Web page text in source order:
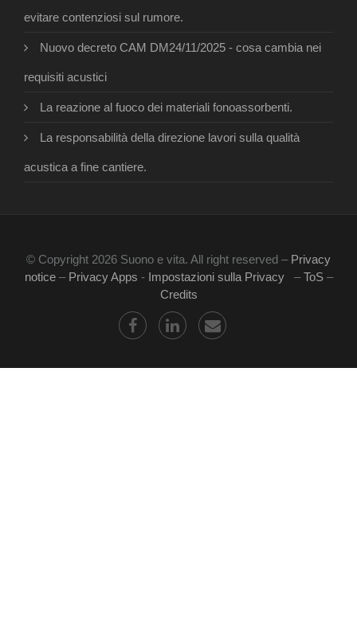
evitare contenziosi sul rumore.
Nuovo decreto CAM DM24/11/2025 - cosa cambia nei
requisiti acustici
La reazione al fuoco dei materiali fonoassorbenti.
La responsabilità della direzione lavori sulla qualità
acustica a fine cantiere.
© Copyright 2026 Suono e vita. All right reserved – Privacy
notice– Privacy Apps - Impostazioni sulla Privacy–ToS–
Credits